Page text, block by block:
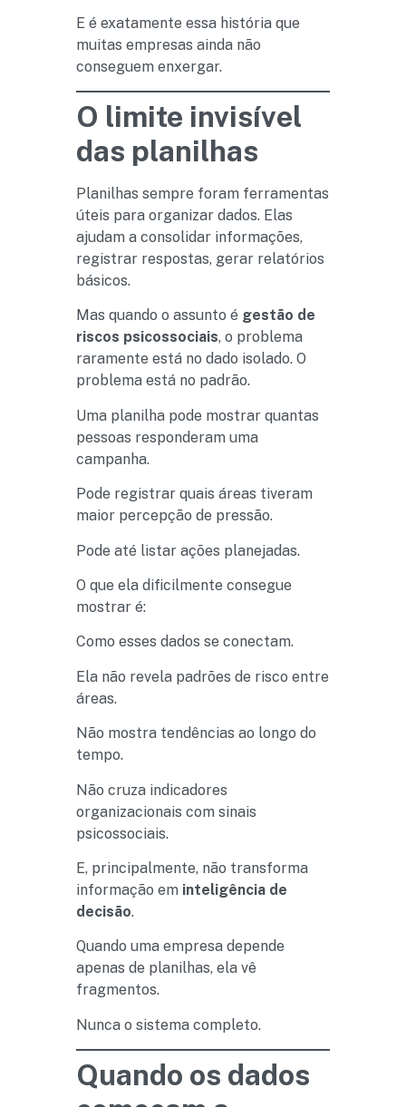
E é exatamente essa história que
muitas empresas ainda não
conseguem enxergar.
O limite invisível
das planilhas
Planilhas sempre foram ferramentas
úteis para organizar dados. Elas
ajudam a consolidar informações,
registrar respostas, gerar relatórios
básicos.
Mas quando o assunto é gestão de
riscos psicossociais, o problema
raramente está no dado isolado. O
problema está no padrão.
Uma planilha pode mostrar quantas
pessoas responderam uma
campanha.
Pode registrar quais áreas tiveram
maior percepção de pressão.
Pode até listar ações planejadas.
O que ela dificilmente consegue
mostrar é:
Como esses dados se conectam.
Ela não revela padrões de risco entre
áreas.
Não mostra tendências ao longo do
tempo.
Não cruza indicadores
organizacionais com sinais
psicossociais.
E, principalmente, não transforma
informação em inteligência de
decisão.
Quando uma empresa depende
apenas de planilhas, ela vê
fragmentos.
Nunca o sistema completo.
Quando os dados